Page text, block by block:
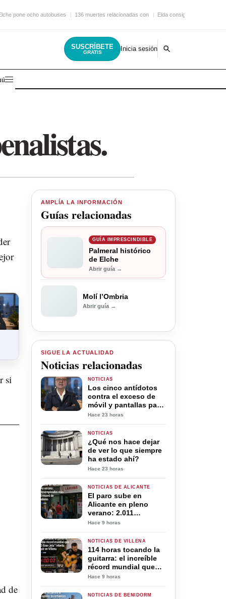
pone ocho autobuses 136 muertes relacionadas con Elda consigue una nueva
SUSCRÍBETE
GRATIS Inicia sesión
si
de
AMPLÍA LA INFORMACIÓN
Guías relacionadas
GUÍA IMPRESCINDIBLE
Palmeral histórico
de Elche
Abrir guía →
Molí l’Ombria
Abrir guía →
SIGUE LA ACTUALIDAD
Noticias relacionadas
NOTICIAS
Los cinco antídotos
contra el exceso de
móvil y pantallas para
la desconexión digital
Hace 23 horas
NOTICIAS
¿Qué nos hace dejar
de ver lo que siempre
ha estado ahí?
Hace 23 horas
NOTICIAS DE ALICANTE
El paro sube en
Alicante en pleno
verano: 2.011
desempleados más
trabajadores
Hace 9 horas
NOTICIAS DE VILLENA
114 horas tocando la
guitarra: el increíble
récord mundial que
José “El Gran Jota”
Villena
Hace 9 horas
NOTICIAS DE BENIDORM